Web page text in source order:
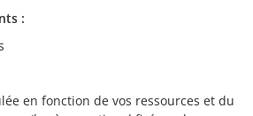
:
en fonction de vos ressources et du